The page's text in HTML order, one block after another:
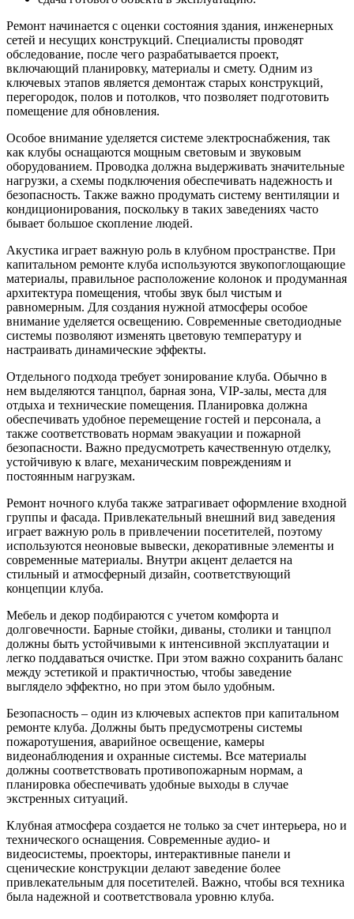
Ремонт начинается с оценки состояния здания, инженерных
сетей и несущих конструкций. Специалисты проводят
обследование, после чего разрабатывается проект,
включающий планировку, материалы и смету. Одним из
ключевых этапов является демонтаж старых конструкций,
перегородок, полов и потолков, что позволяет подготовить
помещение для обновления.
Особое внимание уделяется системе электроснабжения, так
как клубы оснащаются мощным световым и звуковым
оборудованием. Проводка должна выдерживать значительные
нагрузки, а схемы подключения обеспечивать надежность и
безопасность. Также важно продумать систему вентиляции и
кондиционирования, поскольку в таких заведениях часто
бывает большое скопление людей.
Акустика играет важную роль в клубном пространстве. При
капитальном ремонте клуба используются звукопоглощающие
материалы, правильное расположение колонок и продуманная
архитектура помещения, чтобы звук был чистым и
равномерным. Для создания нужной атмосферы особое
внимание уделяется освещению. Современные светодиодные
системы позволяют изменять цветовую температуру и
настраивать динамические эффекты.
Отдельного подхода требует зонирование клуба. Обычно в
нем выделяются танцпол, барная зона, VIP-залы, места для
отдыха и технические помещения. Планировка должна
обеспечивать удобное перемещение гостей и персонала, а
также соответствовать нормам эвакуации и пожарной
безопасности. Важно предусмотреть качественную отделку,
устойчивую к влаге, механическим повреждениям и
постоянным нагрузкам.
Ремонт ночного клуба также затрагивает оформление входной
группы и фасада. Привлекательный внешний вид заведения
играет важную роль в привлечении посетителей, поэтому
используются неоновые вывески, декоративные элементы и
современные материалы. Внутри акцент делается на
стильный и атмосферный дизайн, соответствующий
концепции клуба.
Мебель и декор подбираются с учетом комфорта и
долговечности. Барные стойки, диваны, столики и танцпол
должны быть устойчивыми к интенсивной эксплуатации и
легко поддаваться очистке. При этом важно сохранить баланс
между эстетикой и практичностью, чтобы заведение
выглядело эффектно, но при этом было удобным.
Безопасность – один из ключевых аспектов при капитальном
ремонте клуба. Должны быть предусмотрены системы
пожаротушения, аварийное освещение, камеры
видеонаблюдения и охранные системы. Все материалы
должны соответствовать противопожарным нормам, а
планировка обеспечивать удобные выходы в случае
экстренных ситуаций.
Клубная атмосфера создается не только за счет интерьера, но и
технического оснащения. Современные аудио- и
видеосистемы, проекторы, интерактивные панели и
сценические конструкции делают заведение более
привлекательным для посетителей. Важно, чтобы вся техника
была надежной и соответствовала уровню клуба.